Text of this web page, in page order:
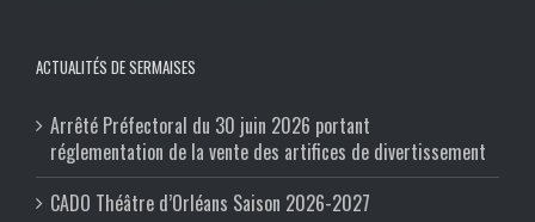
ACTUALITÉS DE SERMAISES
Arrêté Préfectoral du 30 juin 2026 portant
réglementation de la vente des artifices de divertissement
CADO Théâtre d’Orléans Saison 2026-2027